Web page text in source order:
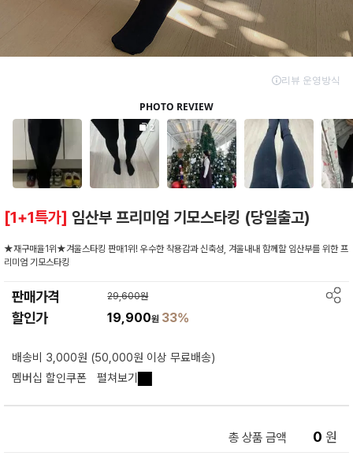
[1+1특가] 임산부 프리미엄 기모스타킹 (당일출고)
★재구매율1위★겨울스타킹 판매1위! 우수한 착용감과 신축성, 겨울내내 함께할 임산부를 위한 프
리미엄 기모스타킹
판매가격 29,600원
할인가 19,900원 33%
배송비 3,000원 (50,000원 이상 무료배송)
멤버십 할인쿠폰
펼쳐보기
총 상품 금액 0 원